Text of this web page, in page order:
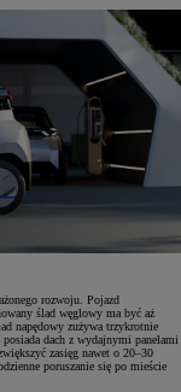
rozwoju. Pojazd
ślad węglowy ma być aż
napędowy zużywa trzykrotnie
dach z wydajnymi panelami
zasięg nawet o 20–30
poruszanie się po mieście